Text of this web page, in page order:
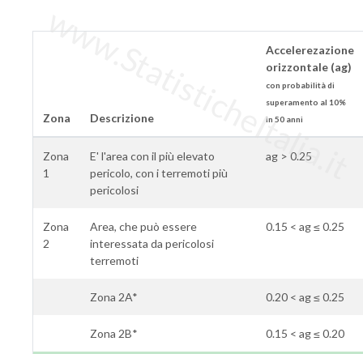
Zona Descrizione
Accelerezazione
orizzontale (ag)
con probabilità di
superamento al 10%
in 50 anni
Zona
1
E' l'area con il più elevato
pericolo, con i terremoti più
pericolosi
ag > 0.25
Zona
2
Area, che può essere
interessata da pericolosi
terremoti
0.15 < ag ≤ 0.25
Zona 2A* 0.20 < ag ≤ 0.25
Zona 2B* 0.15 < ag ≤ 0.20
www.StatisticheItalia.it